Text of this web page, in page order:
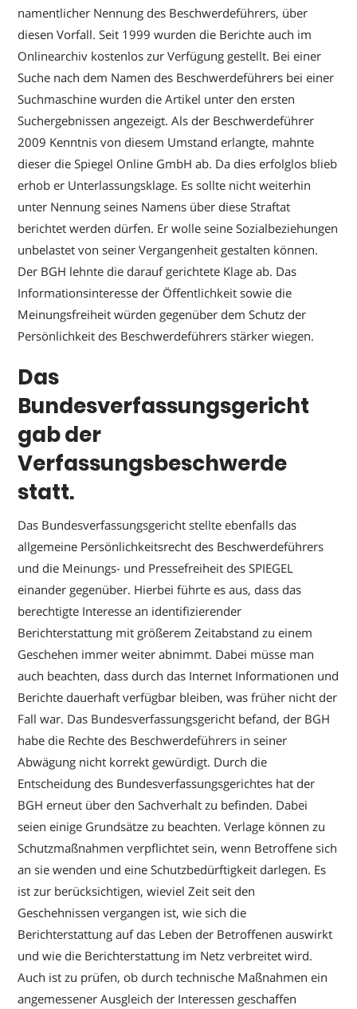
namentlicher Nennung des Beschwerdeführers, über
diesen Vorfall. Seit 1999 wurden die Berichte auch im
Onlinearchiv kostenlos zur Verfügung gestellt. Bei einer
Suche nach dem Namen des Beschwerdeführers bei einer
Suchmaschine wurden die Artikel unter den ersten
Suchergebnissen angezeigt. Als der Beschwerdeführer
2009 Kenntnis von diesem Umstand erlangte, mahnte
dieser die Spiegel Online GmbH ab. Da dies erfolglos blieb
erhob er Unterlassungsklage. Es sollte nicht weiterhin
unter Nennung seines Namens über diese Straftat
berichtet werden dürfen. Er wolle seine Sozialbeziehungen
unbelastet von seiner Vergangenheit gestalten können.
Der BGH lehnte die darauf gerichtete Klage ab. Das
Informationsinteresse der Öffentlichkeit sowie die
Meinungsfreiheit würden gegenüber dem Schutz der
Persönlichkeit des Beschwerdeführers stärker wiegen.
Das
Bundesverfassungsgericht
gab der
Verfassungsbeschwerde
statt.
Das Bundesverfassungsgericht stellte ebenfalls das
allgemeine Persönlichkeitsrecht des Beschwerdeführers
und die Meinungs- und Pressefreiheit des SPIEGEL
einander gegenüber. Hierbei führte es aus, dass das
berechtigte Interesse an identifizierender
Berichterstattung mit größerem Zeitabstand zu einem
Geschehen immer weiter abnimmt. Dabei müsse man
auch beachten, dass durch das Internet Informationen und
Berichte dauerhaft verfügbar bleiben, was früher nicht der
Fall war. Das Bundesverfassungsgericht befand, der BGH
habe die Rechte des Beschwerdeführers in seiner
Abwägung nicht korrekt gewürdigt. Durch die
Entscheidung des Bundesverfassungsgerichtes hat der
BGH erneut über den Sachverhalt zu befinden. Dabei
seien einige Grundsätze zu beachten. Verlage können zu
Schutzmaßnahmen verpflichtet sein, wenn Betroffene sich
an sie wenden und eine Schutzbedürftigkeit darlegen. Es
ist zur berücksichtigen, wieviel Zeit seit den
Geschehnissen vergangen ist, wie sich die
Berichterstattung auf das Leben der Betroffenen auswirkt
und wie die Berichterstattung im Netz verbreitet wird.
Auch ist zu prüfen, ob durch technische Maßnahmen ein
angemessener Ausgleich der Interessen geschaffen